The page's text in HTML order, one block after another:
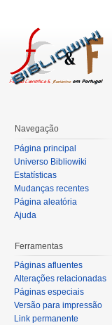
Navegação
Página principal
Universo Bibliowiki
Estatísticas
Mudanças recentes
Página aleatória
Ajuda
Ferramentas
Páginas afluentes
Alterações relacionadas
Páginas especiais
Versão para impressão
Link permanente